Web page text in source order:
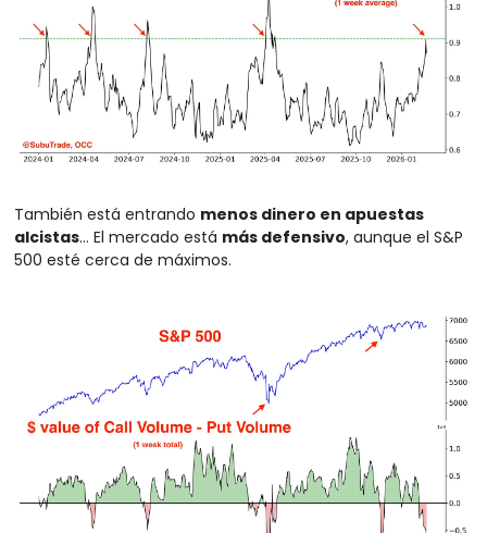
También está entrando menos dinero en apuestas
alcistas… El mercado está más defensivo, aunque el S&P
500 esté cerca de máximos.